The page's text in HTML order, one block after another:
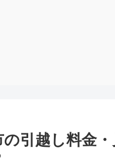
の引越し料金